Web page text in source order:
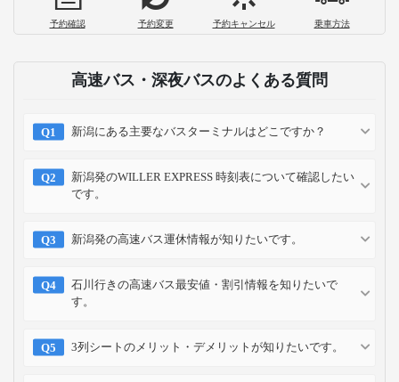
予約確認 予約変更 予約キャンセル 乗車方法
高速バス・深夜バスのよくある質問
新潟にある主要なバスターミナルはどこですか？
新潟発のWILLER EXPRESS 時刻表について確認したい
です。
新潟発の高速バス運休情報が知りたいです。
石川行きの高速バス最安値・割引情報を知りたいで
す。
3列シートのメリット・デメリットが知りたいです。